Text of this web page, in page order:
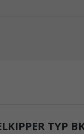
TYP